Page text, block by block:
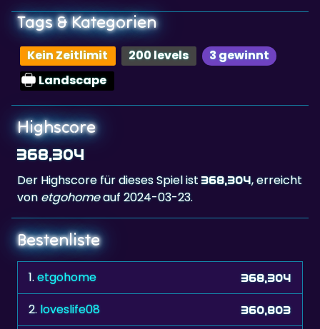
Tags & Kategorien
Kein Zeitlimit 200 levels
3 gewinnt
Landscape
Highscore
368,304
Der Highscore für dieses Spiel ist368,304, erreicht
von etgohomeauf 2024-03-23.
Bestenliste
1.etgohome 368,304
2. loveslife08 360,803